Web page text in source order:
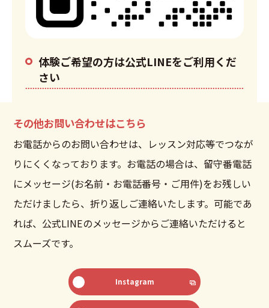
体験ご希望の方は公式LINEをご利用くだ
さい
その他お問い合わせはこちら
お電話からのお問い合わせは、レッスン対応等でつなが
りにくくなっております。お電話の場合は、留守番電話
にメッセージ(お名前・お電話番号・ご用件)をお残しい
ただけましたら、折り返しご連絡いたします。可能であ
れば、公式LINEのメッセージからご連絡いただけると
スムーズです。
Instagram